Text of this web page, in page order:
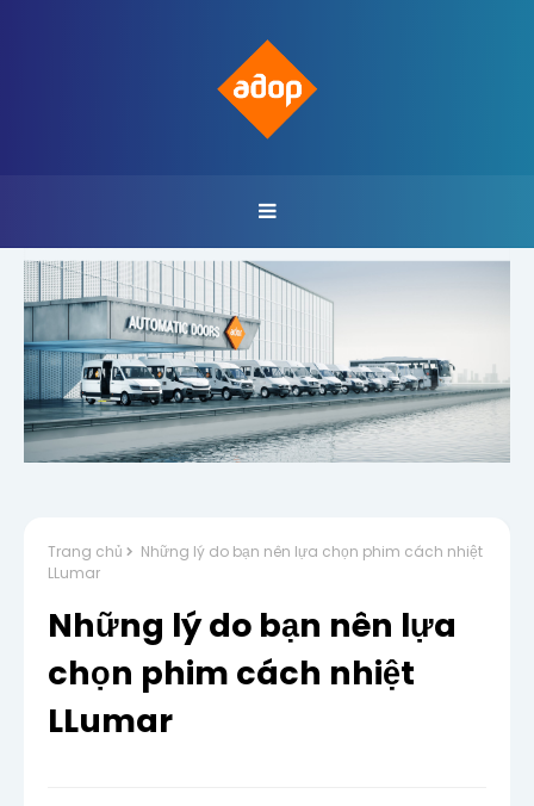
Trang chủ
Những lý do bạn nên lựa chọn phim cách nhiệt
LLumar
Những lý do bạn nên lựa
chọn phim cách nhiệt
LLumar